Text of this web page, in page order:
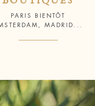
PARIS BIENTÔT
MADRID...